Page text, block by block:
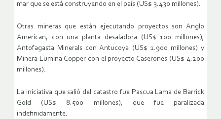
mar que se está construyendo en el país (US$ 3.430 millones).
Otras mineras que están ejecutando proyectos son Anglo
American, con una planta desaladora (US$ 100 millones),
Antofagasta Minerals con Antucoya (US$ 1.900 millones) y
Minera Lumina Copper con el proyecto Caserones (US$ 4.200
millones).
La iniciativa que salió del catastro fue Pascua Lama de Barrick
Gold (US$ 8.500 millones), que fue paralizada
indefinidamente.